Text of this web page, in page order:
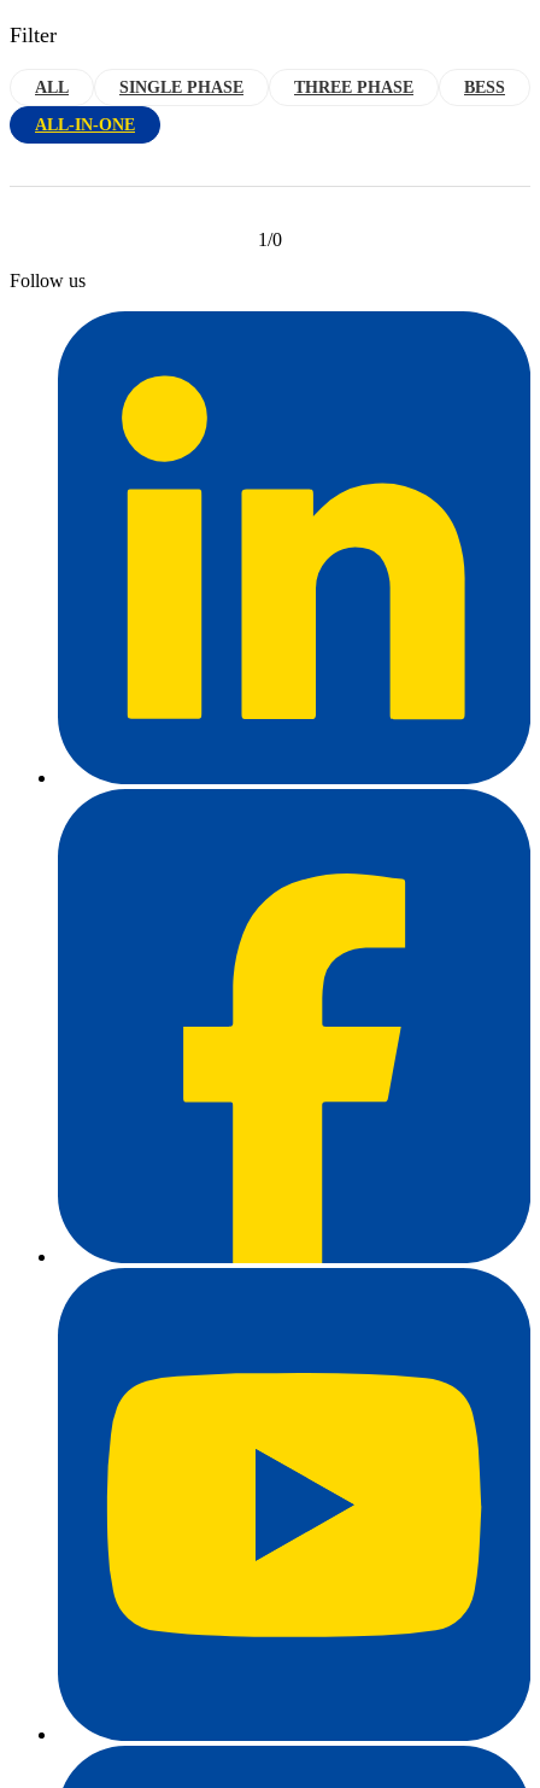
Filter
ALL SINGLE PHASE THREE PHASE BESS
ALL-IN-ONE
1/0
Follow us